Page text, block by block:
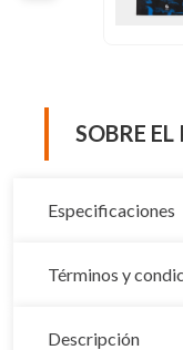
SOBRE
Especificaciones
Términos y
Descripción